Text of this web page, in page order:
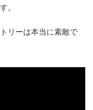
。
リーは本当に素敵で